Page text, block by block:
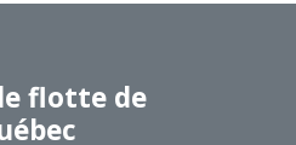
flotte de